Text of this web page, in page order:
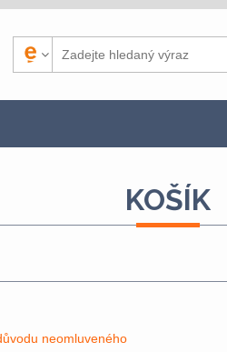
KOŠÍK
neomluveného